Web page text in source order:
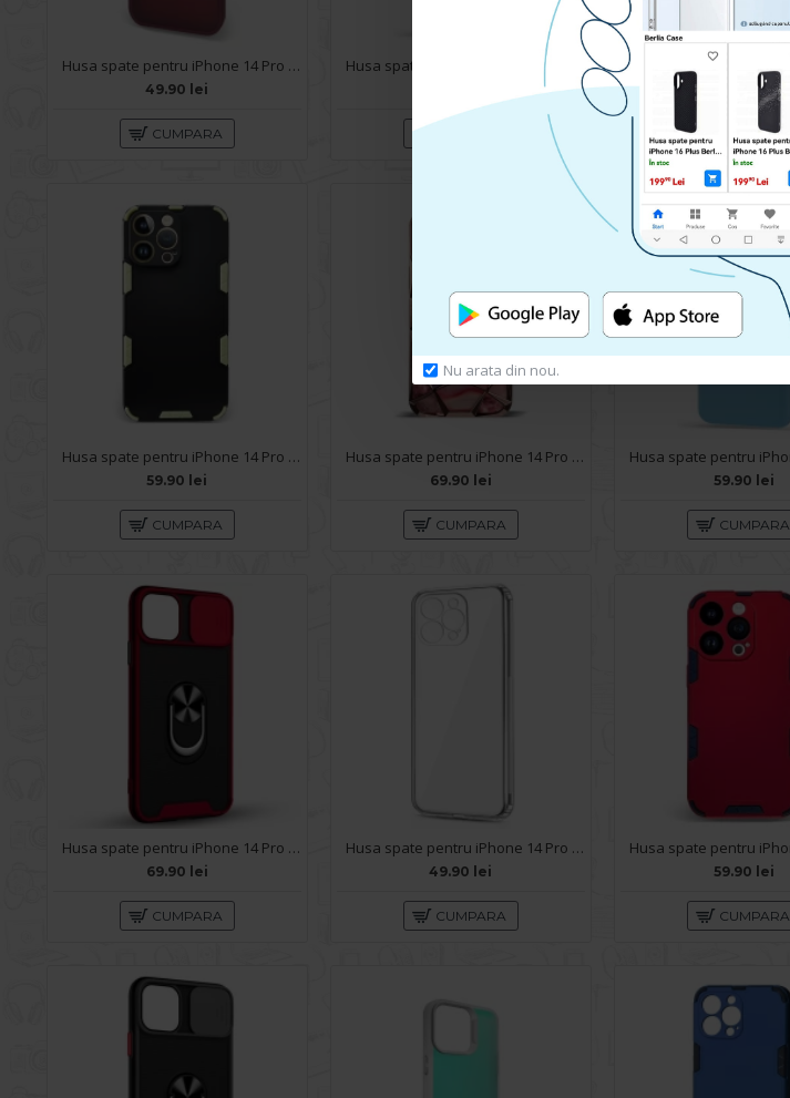
Nu arata din nou.
Husa spate pentru iPhone 14 Pro - Catwalk Case Visiniu
49.90 lei
CUMPARA
49.90 lei
CUMPARA
Husa spate pentru iPhone 14 Pro - Mantis Case Negru / Verde
59.90 lei
CUMPARA
Husa spate pentru iPhone 14 Pro - Yoop Case Roz
69.90 lei
CUMPARA
59.90 lei
CUMPARA
Husa spate pentru iPhone 14 Pro - Slide Case Rosu
69.90 lei
CUMPARA
Husa spate pentru iPhone 14 Pro - Protect+
49.90 lei
CUMPARA
59.90 lei
CUMPARA